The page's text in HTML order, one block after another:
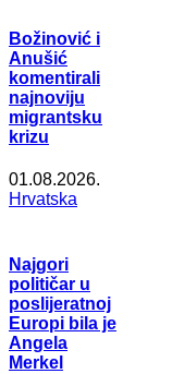
Božinović i
Anušić
komentirali
najnoviju
migrantsku
krizu
01.08.2026.
Hrvatska
Najgori
političar u
poslijeratnoj
Europi bila je
Angela
Merkel